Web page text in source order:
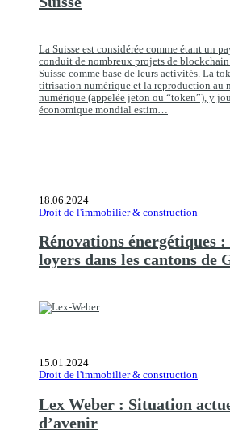
La Suisse est considérée comme étant un
conduit de nombreux projets de
Suisse comme base de leurs activités. La
titrisation numérique et la reproduction au
numérique (appelée jeton ou “token”), y
économique mondial estim…
18.06.2024
Droit de l'immobilier & construction
Rénovations énergétiques
loyers dans les cantons de
15.01.2024
Droit de l'immobilier & construction
Lex Weber : Situation
d’avenir